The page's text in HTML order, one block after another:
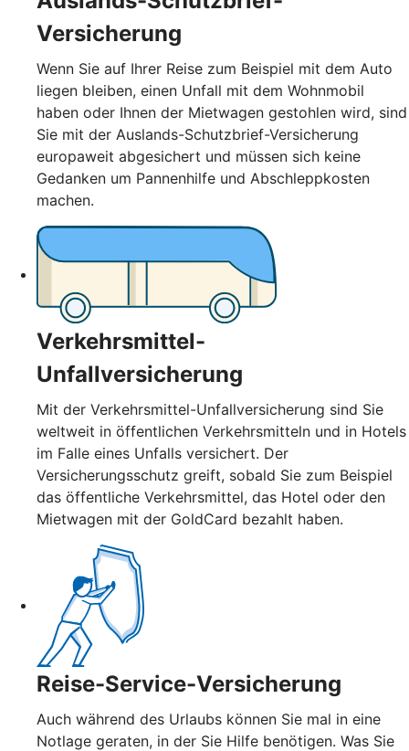
Versicherung
Wenn Sie auf Ihrer Reise zum Beispiel mit dem Auto
liegen bleiben, einen Unfall mit dem Wohnmobil
haben oder Ihnen der Mietwagen gestohlen wird, sind
Sie mit der Auslands-Schutzbrief-Versicherung
europaweit abgesichert und müssen sich keine
Gedanken um Pannenhilfe und Abschleppkosten
machen.
Verkehrsmittel-
Unfallversicherung
Mit der Verkehrsmittel-Unfallversicherung sind Sie
weltweit in öffentlichen Verkehrsmitteln und in Hotels
im Falle eines Unfalls versichert. Der
Versicherungsschutz greift, sobald Sie zum Beispiel
das öffentliche Verkehrsmittel, das Hotel oder den
Mietwagen mit der GoldCard bezahlt haben.
Reise-Service-Versicherung
Auch während des Urlaubs können Sie mal in eine
Notlage geraten, in der Sie Hilfe benötigen. Was Sie